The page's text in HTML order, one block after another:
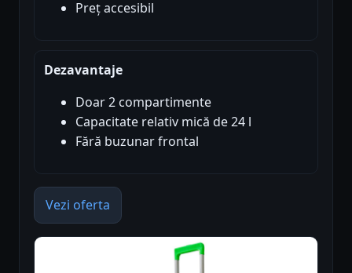
Preț accesibil
Dezavantaje
Doar 2 compartimente
Capacitate relativ mică de 24 l
Fără buzunar frontal
Vezi oferta